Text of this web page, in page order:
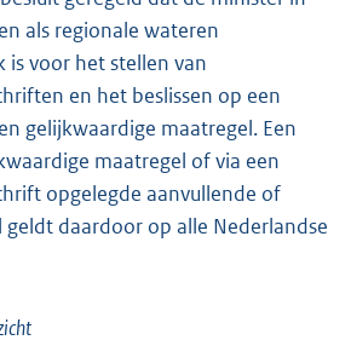
als regionale wateren
voor het stellen van
en het beslissen op een
gelijkwaardige maatregel. Een
maatregel of via een
opgelegde aanvullende of
daardoor op alle Nederlandse